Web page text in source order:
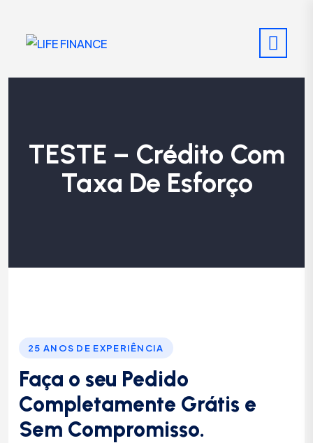
TESTE – Crédito Com
Taxa De Esforço
25 ANOS DE EXPERIÊNCIA
Faça o seu Pedido
Completamente Grátis e
Sem Compromisso.